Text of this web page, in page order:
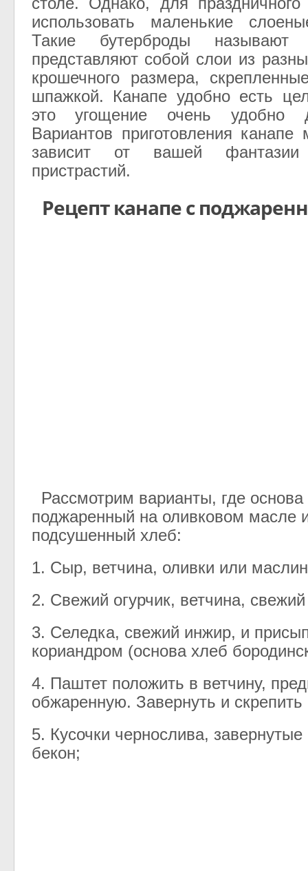
использовать
маленькие
Такие
бутерброды
называют
представляют собой слои из
крошечного
размера,
шпажкой. Канапе удобно есть
это
угощение очень удобно
Вариантов приготовления канапе
зависит
от вашей
фантазии
пристрастий.
Рецепт канапе с
Рассмотрим варианты, где основа
поджаренный на оливковом масле
подсушенный хлеб:
1. Сыр, ветчина, оливки или
2. Свежий огурчик, ветчина, свежий
3. Селедка, свежий инжир, и
кориандром (основа хлеб
4. Паштет положить в ветчину,
обжаренную. Завернуть и скрепить
5. Кусочки чернослива, завернутые
бекон;